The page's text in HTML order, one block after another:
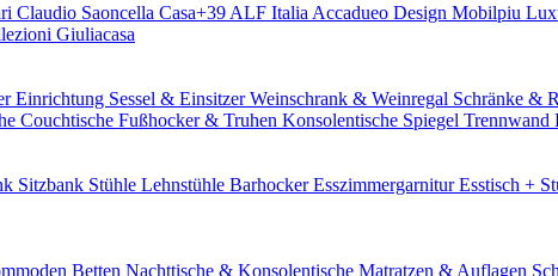
Claudio Saoncella Casa+39 ALF Italia Accadueo Design Mobilpiu
Giuliacasa
Einrichtung Sessel & EinsitzerWeinschrank & Weinregal Schränke &
Couchtische Fußhocker & Truhen Konsolentische Spiegel Trennwand
Sitzbank Stühle Lehnstühle BarhockerEsszimmergarniturEsstisch +
Betten Nachttische & Konsolentische Matratzen & Auflagen